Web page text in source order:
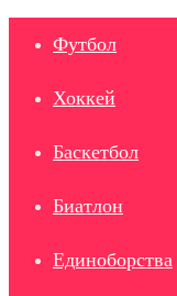
Футбол
Хоккей
Баскетбол
Биатлон
Единоборства